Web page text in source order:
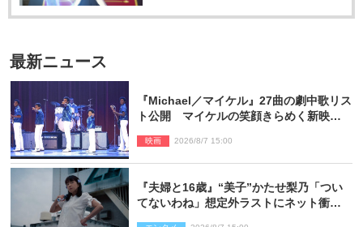
最新ニュース
『Michael／マイケル』27曲の劇中歌リス
ト公開 マイケルの笑顔きらめく新映像
映画 2026/8/7 15:00
『夫婦と16歳』“美子”かたせ梨乃「つい
てないわね」想定外ラストにネット衝撃